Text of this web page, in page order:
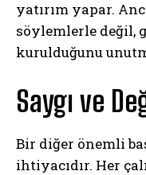
yatırım yapar.
söylemlerle değil,
kurulduğunu
Saygı ve
Bir diğer önemli
ihtiyacıdır. Her